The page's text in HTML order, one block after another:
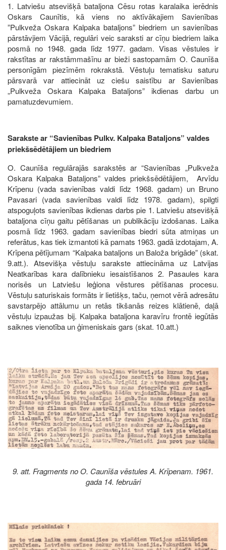
1. Latviešu atsevišķā bataljona Cēsu rotas karalaika ierēdnis
Oskars Caunītis, kā viens no aktīvākajiem Savienības
”Pulkveža Oskara Kalpaka bataljons” biedriem un savienības
pārstāvjiem Vācijā, regulāri veic saraksti ar cīņu biedriem laika
posmā no 1948. gada līdz 1977. gadam. Visas vēstules ir
rakstītas ar rakstāmmašīnu ar bieži sastopamām O. Caunīša
personīgām piezīmēm rokrakstā. Vēstuļu tematisku saturu
pārsvarā var attiecināt uz ciešu saistību ar Savienības
„Pulkveža Oskara Kalpaka Bataljons” ikdienas darbu un
pamatuzdevumiem.
Sarakste ar “Savienības Pulkv. Kalpaka Bataljons” valdes
priekšsēdētājiem un biedriem
O. Caunīša regulārajās sarakstēs ar “Savienības „Pulkveža
Oskara Kalpaka Bataljons” valdes priekšsēdētājiem, Arvīdu
Krīpenu (vada savienības valdi līdz 1968. gadam) un Bruno
Pavasari (vada savienības valdi līdz 1978. gadam), spilgti
atspoguļots savienības ikdienas darbs pie 1. Latviešu atsevišķā
bataljona cīņu gaitu pētīšanas un publikāciju izdošanas. Laika
posmā līdz 1963. gadam savienības biedri sūta atmiņas un
referātus, kas tiek izmantoti kā pamats 1963. gadā izdotajam, A.
Krīpena pētījumam “Kalpaka bataljons un Baloža brigāde” (skat.
9.att.). Atsevišķa vēstuļu sarakste attiecināma uz Latvijas
Neatkarības kara dalībnieku iesaistīšanos 2. Pasaules kara
norisēs un Latviešu leģiona vēstures pētīšanas procesu.
Vēstuļu saturiskais formāts ir lietišķs, taču, ņemot vērā adresātu
savstarpējo attālumu un retās tikšanās reizes klātienē, daļā
vēstuļu izpaužas bij. Kalpaka bataljona karavīru frontē iegūtās
saiknes vienotība un ģimeniskais gars (skat. 10.att.)
Image
9. att. Fragments no O. Caunīša vēstules A. Krīpenam. 1961.
gada 14. februāri
Image